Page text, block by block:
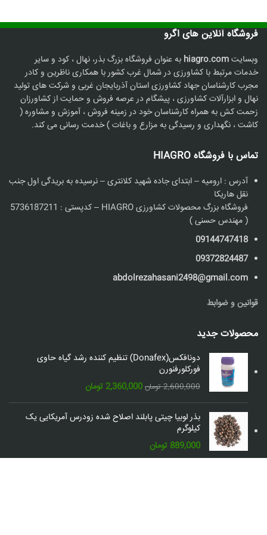
فروشگاه آنلاین های اگرو
وبسایتhiagro.com به عنوان فروشگاه بزرگ بذر، نهال ، کود و سایر
خدمات مرتبط با کشاورزی در شمال غرب کشور با همکاری ناظرین و کادر
مجرب کارشناسان جهاد کشاورزی استان آذربایجان غربی و شرکت های تولید
نهال و ابزارآلات کشاورزی ، پیشگام در عرصه فروش و حمایت از کشاورزان
زحمت کش به همراه کارشناسان خود در زمینه فروش ، آموزش و مشاوره (
کاشت ، نگهداری و رسیدگی به مزارع و باغات ) خدمت رسانی می کند.
تماس با فروشگاه HIAGRO
آدرس : ارومیه – ابتدای جاده شهید کلانتری – نرسیده به بریدگی اول جنب
نقل هاریکا
فروشگاه بزرگ محصولات کشاورزی HIAGRO – کدپستی : 5736187211
( مهندس حسنی )
09144747418
09372824487
abdolrezahasani2498@gmail.com
قوانین و ضوابط
محصولات جدید
دونافکس(Donafex) تنظیم کننده رشد گیاه حاوی
فورکلورفنورن
2,600,000 تومان قیمت
اصلی:
2,600,000 تومان
2,360,000 تومانقیمت
فعلی:
2,360,000 تومان.
بذر لوبیا چیتی پابلند اصلاح شده زودرس آمریکایی یک
کیلوگرم
889,000 تومان